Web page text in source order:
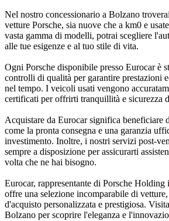
Nel nostro concessionario a Bolzano
vetture Porsche, sia nuove che a km0 e
vasta gamma di modelli, potrai scegliere
alle tue esigenze e al tuo stile di vita.
Ogni Porsche disponibile presso Eurocar è
controlli di qualità per garantire prestazioni
nel tempo. I veicoli usati vengono
certificati per offrirti tranquillità e sicurezza
Acquistare da Eurocar significa beneficiare
come la pronta consegna e una garanzia
investimento. Inoltre, i nostri servizi post-
sempre a disposizione per assicurarti
volta che ne hai bisogno.
Eurocar, rappresentante di Porsche
offre una selezione incomparabile di
d'acquisto personalizzata e prestigiosa.
Bolzano per scoprire l'eleganza e